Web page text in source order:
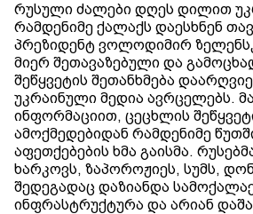
რუსული ძალები დღეს დილით
რამდენიმე ქალაქს დაესხნენ
პრეზიდენტ ვოლოდიმირ
მიერ შეთავაზებული და
შეწყვეტის შეთანხმება
უკრაინული მედია ავრცელებს.
ინფორმაციით, ცეცხლის
ამოქმედებიდან რამდენიმე
აფეთქებების ხმა გაისმა.
ხარკოვს, ზაპოროჟიეს, სუმს,
შედეგადაც დაზიანდა
ინფრასტრუქტურა და არიან